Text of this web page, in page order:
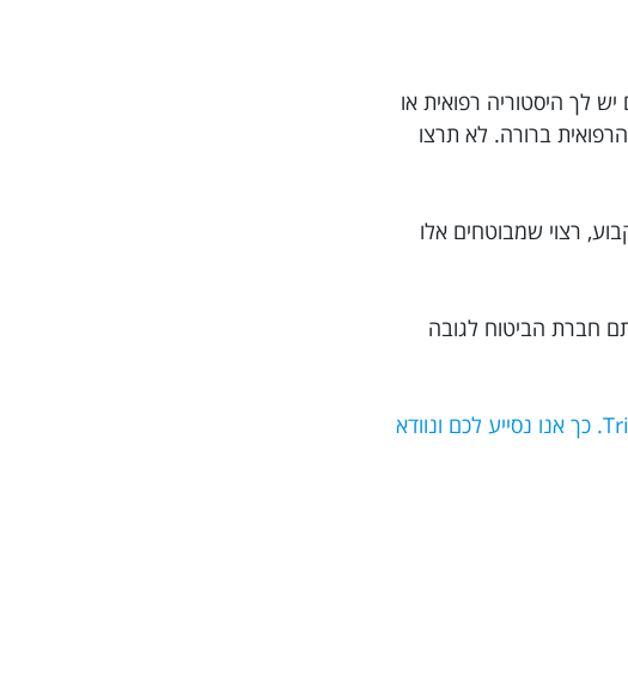
הנסיעה. אם יש לך היסטוריה רפואית או
הרפואית ברורה. לא תרצו
רצוי שמבוטחים אלו
חברת הביטוח לגובה
אם תרצו לוודא שאתם מקבלים את הכיסוי הטוב ביותר, מומלץ בחום להזמין את הפוליסה דרך האתר Trippy. כך אנו נסייע לכם ונוודא